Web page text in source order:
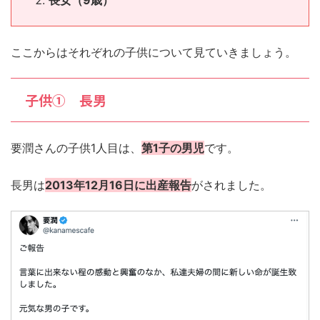
ここからはそれぞれの子供について見ていきましょう。
子供① 長男
要潤さんの子供1人目は、 第1子の男児です。
長男は2013年12月16日に出産報告がされました。